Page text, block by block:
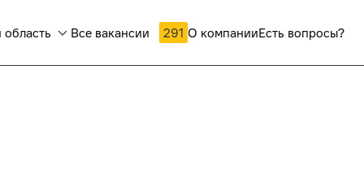
Все вакансии 291 О компанииЕсть вопросы?